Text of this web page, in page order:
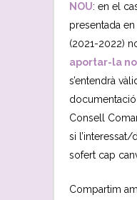
NOU: en el
presentada
(2021-2022)
aportar-la
s’entendrà
Consell
si
sofert cap
Compartim